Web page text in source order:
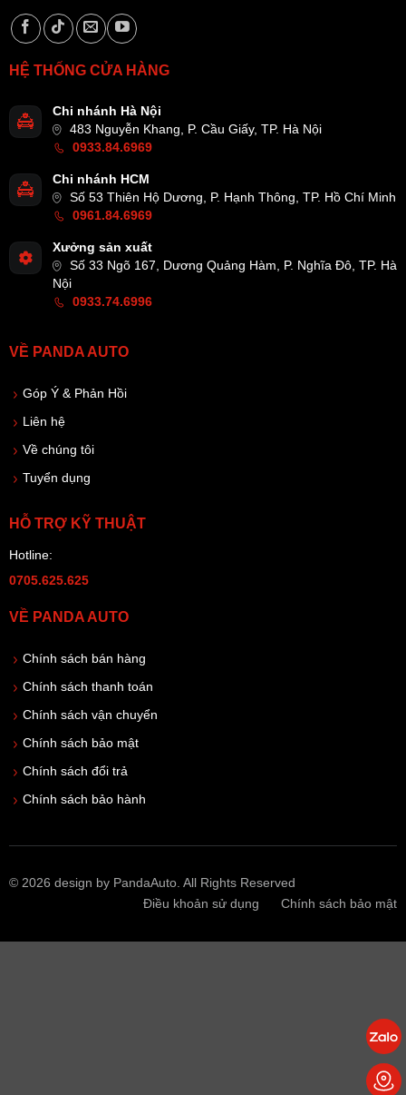
HỆ THỐNG CỬA HÀNG
Chi nhánh Hà Nội
483 Nguyễn Khang, P. Cầu Giấy, TP. Hà Nội
0933.84.6969
Chi nhánh HCM
Số 53 Thiên Hộ Dương, P. Hạnh Thông, TP. Hồ Chí Minh
0961.84.6969
Xưởng sản xuất
Số 33 Ngõ 167, Dương Quảng Hàm, P. Nghĩa Đô, TP. Hà
Nội
0933.74.6996
VỀ PANDA AUTO
Góp Ý & Phản Hồi
Liên hệ
Về chúng tôi
Tuyển dụng
HỖ TRỢ KỸ THUẬT
Hotline:
0705.625.625
VỀ PANDA AUTO
Chính sách bán hàng
Chính sách thanh toán
Chính sách vận chuyển
Chính sách bảo mật
Chính sách đổi trả
Chính sách bảo hành
© 2026 design by PandaAuto. All Rights Reserved
Điều khoản sử dụng
Chính sách bảo mật